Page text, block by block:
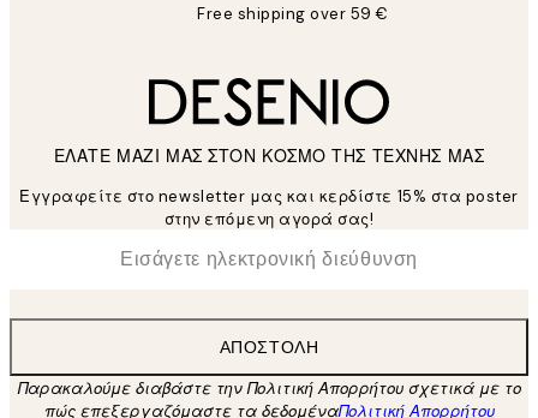
Free shipping over 59 €
ΕΛΑΤΕ ΜΑΖΙ ΜΑΣ ΣΤΟΝ ΚΟΣΜΟ ΤΗΣ ΤΕΧΝΗΣ ΜΑΣ
Εγγραφείτε στο newsletter μας και κερδίστε 15% στα poster
στην επόμενη αγορά σας!
Ηλεκτρονική Διεύθυνση
ΑΠΟΣΤΟΛΉ
Παρακαλούμε διαβάστε την Πολιτική Απορρήτου σχετικά με το
πώς επεξεργαζόμαστε τα δεδομέναΠολιτική Απορρήτου